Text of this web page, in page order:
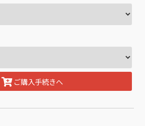
ご購入手続きへ